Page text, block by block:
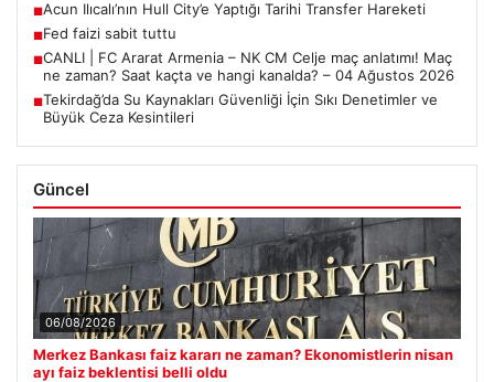
■Acun Ilıcalı’nın Hull City’e Yaptığı Tarihi Transfer Hareketi
■Fed faizi sabit tuttu
■CANLI | FC Ararat Armenia – NK CM Celje maç anlatımı! Maç
ne zaman? Saat kaçta ve hangi kanalda? – 04 Ağustos 2026
■Tekirdağ’da Su Kaynakları Güvenliği İçin Sıkı Denetimler ve
Büyük Ceza Kesintileri
Güncel
06/08/2026
Merkez Bankası faiz kararı ne zaman? Ekonomistlerin nisan
ayı faiz beklentisi belli oldu